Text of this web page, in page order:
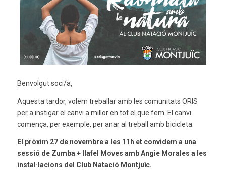
Benvolgut soci/a,
Aquesta tardor, volem treballar amb les comunitats ORIS
per a instigar el canvi a millor en tot el que fem. El canvi
comença, per exemple, per anar al treball amb bicicleta.
El pròxim 27 de novembre a les 11h et convidem a una
sessió de Zumba + Ilafel Moves amb Angie Morales a les
instal·lacions del Club Natació Montjuïc.